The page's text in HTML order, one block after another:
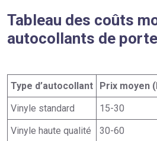
Tableau des coûts
autocollants de porte
Type d’autocollant Prix moyen
Vinyle standard
15-30
Vinyle haute qualité
30-60